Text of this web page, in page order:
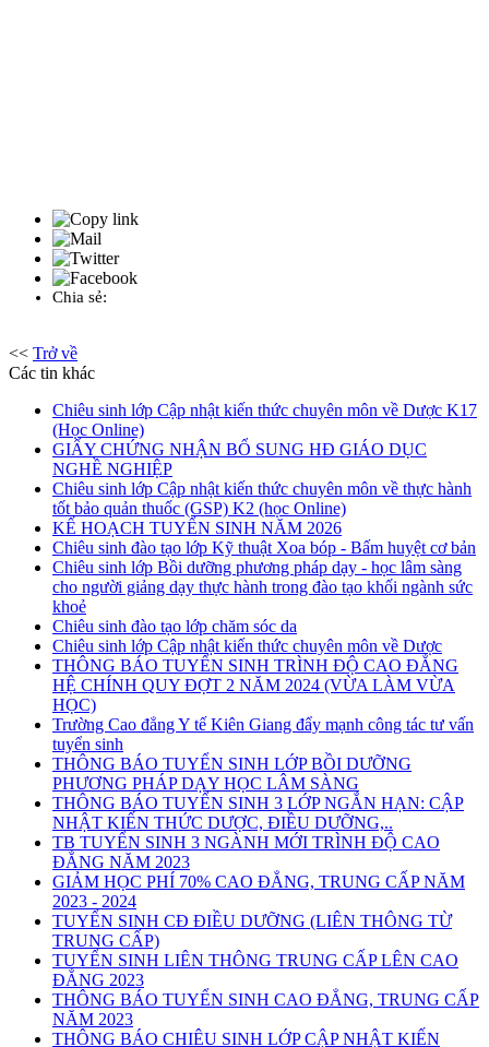
Chia sẻ:
<< Trở về
Các tin khác
Chiêu sinh lớp Cập nhật kiến thức chuyên môn về Dược K17
(Học Online)
GIẤY CHỨNG NHẬN BỔ SUNG HĐ GIÁO DỤC
NGHỀ NGHIỆP
Chiêu sinh lớp Cập nhật kiến thức chuyên môn về thực hành
tốt bảo quản thuốc (GSP) K2 (học Online)
KẾ HOẠCH TUYỂN SINH NĂM 2026
Chiêu sinh đào tạo lớp Kỹ thuật Xoa bóp - Bấm huyệt cơ bản
Chiêu sinh lớp Bồi dưỡng phương pháp dạy - học lâm sàng
cho người giảng dạy thực hành trong đào tạo khối ngành sức
khoẻ
Chiêu sinh đào tạo lớp chăm sóc da
Chiêu sinh lớp Cập nhật kiến thức chuyên môn về Dược
THÔNG BÁO TUYỂN SINH TRÌNH ĐỘ CAO ĐẲNG
HỆ CHÍNH QUY ĐỢT 2 NĂM 2024 (VỪA LÀM VỪA
HỌC)
Trường Cao đẳng Y tế Kiên Giang đẩy mạnh công tác tư vấn
tuyển sinh
THÔNG BÁO TUYỂN SINH LỚP BỒI DƯỠNG
PHƯƠNG PHÁP DẠY HỌC LÂM SÀNG
THÔNG BÁO TUYỂN SINH 3 LỚP NGẮN HẠN: CẬP
NHẬT KIẾN THỨC DƯỢC, ĐIỀU DƯỠNG,..
TB TUYỂN SINH 3 NGÀNH MỚI TRÌNH ĐỘ CAO
ĐẲNG NĂM 2023
GIẢM HỌC PHÍ 70% CAO ĐẲNG, TRUNG CẤP NĂM
2023 - 2024
TUYỂN SINH CĐ ĐIỀU DƯỠNG (LIÊN THÔNG TỪ
TRUNG CẤP)
TUYỂN SINH LIÊN THÔNG TRUNG CẤP LÊN CAO
ĐẲNG 2023
THÔNG BÁO TUYỂN SINH CAO ĐẲNG, TRUNG CẤP
NĂM 2023
THÔNG BÁO CHIÊU SINH LỚP CẬP NHẬT KIẾN